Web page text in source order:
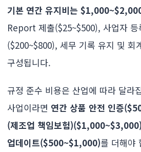
기본 연간 유지비는
Report 제출($25~$500), 사업자
($200~$800), 세무 기록 유지 및 회
구성됩니다.
규정 준수 비용은 산업에 따라 달라
사업이라면 연간 상품 안전 인증
(제조업 책임보험
업데이트($500~$1,000)를 더해야